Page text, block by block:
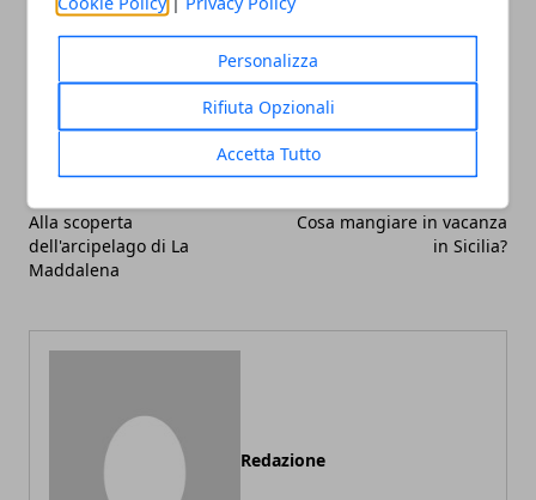
Personalizza
Rifiuta Opzionali
Accetta Tutto
Whatsapp
Alla scoperta
dell'arcipelago di La
Maddalena
Cosa mangiare in vacanza
in Sicilia?
Redazione